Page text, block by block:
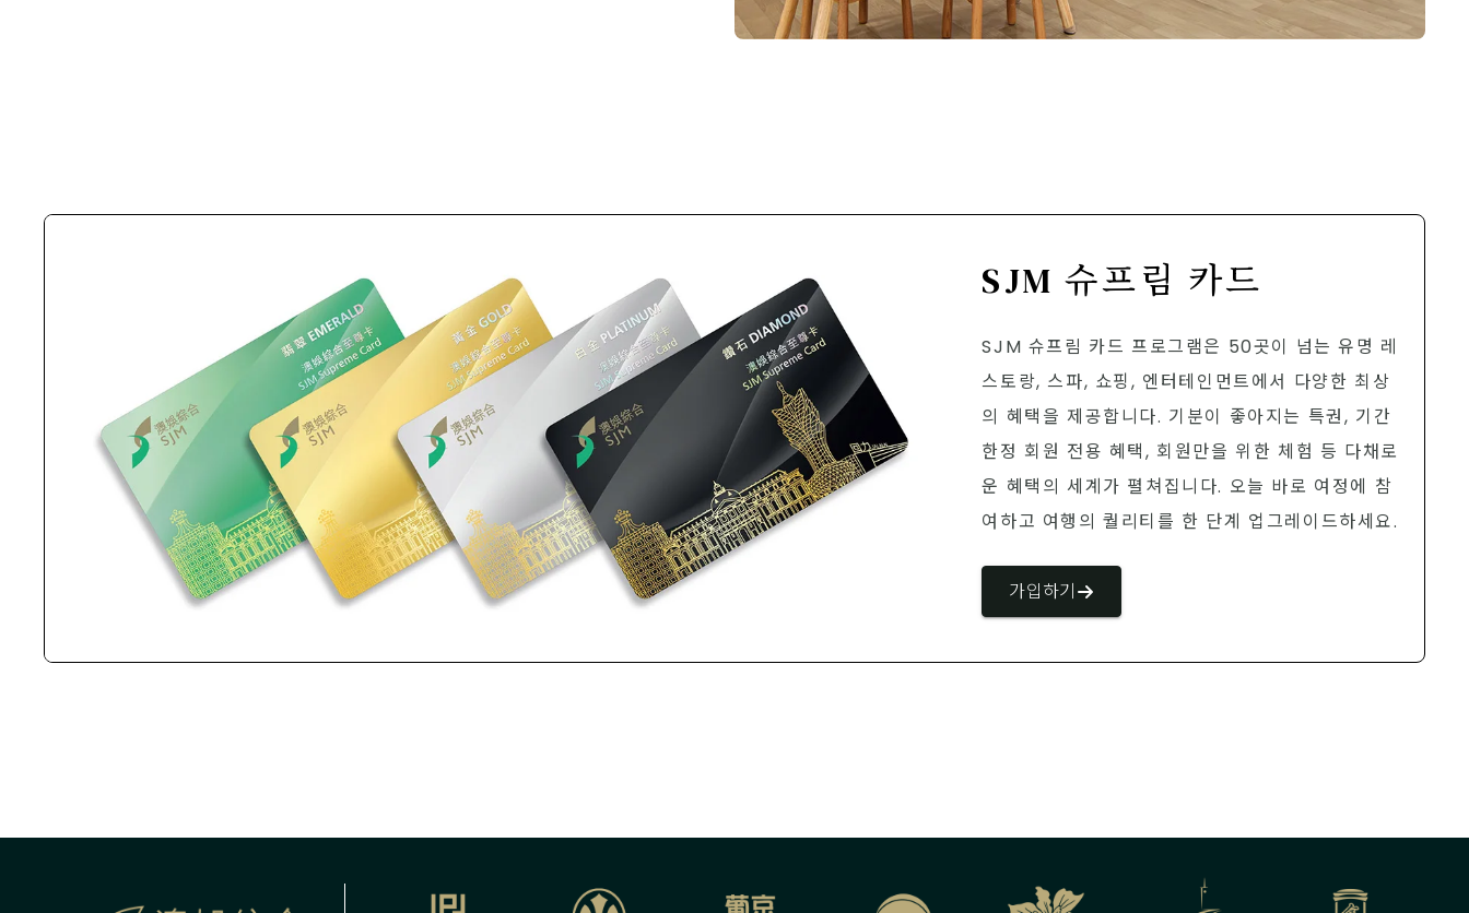
SJM 슈프림 카드
SJM 슈프림 카드 프로그램은 50곳이 넘는 유명 레
스토랑, 스파, 쇼핑, 엔터테인먼트에서 다양한 최상
의 혜택을 제공합니다. 기분이 좋아지는 특권, 기간
한정 회원 전용 혜택, 회원만을 위한 체험 등 다채로
운 혜택의 세계가 펼쳐집니다. 오늘 바로 여정에 참
여하고 여행의 퀄리티를 한 단계 업그레이드하세요.
가입하기